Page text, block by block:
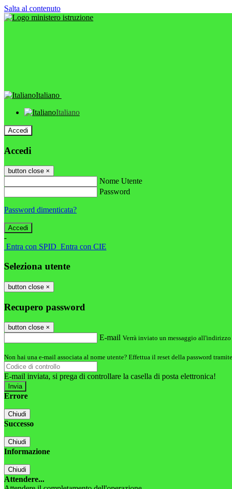
Salta al contenuto
Italiano
Italiano
Accedi
Accedi
button close ×
Nome Utente
Password
Password dimenticata?
-
Entra con SPID Entra con CIE
Seleziona utente
button close ×
Recupero password
button close ×
E-mail Verrà inviato un messaggio
Non hai una e-mail associata al nome utente? Effettua il reset della password
E-mail inviata, si prega di controllare la casella di posta elettronica!
Errore
Chiudi
Successo
Chiudi
Informazione
Chiudi
Attendere...